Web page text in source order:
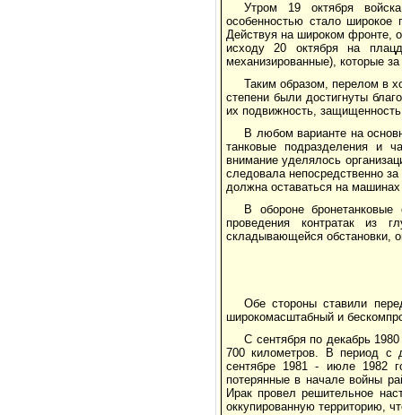
Утром 19 октября
особенностью стало
Действуя на широком фронте,
исходу 20 октября на
механизированные), которые
Таким образом, перелом в
степени были достигнуты
их подвижность,
В любом варианте на
танковые подразделения и
внимание уделялось
следовала непосредственно
должна оставаться на
В обороне
проведения контратак из
складывающейся обстановки,
Обе стороны ставили
широкомасштабный и
С сентября по декабрь
700 километров. В период с
сентябре 1981 - июле 1982
потерянные в начале войны
Ирак провел решительное
оккупированную территорию,